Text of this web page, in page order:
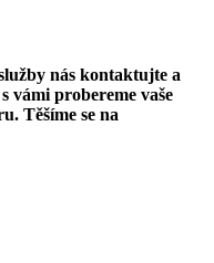
nás kontaktujte a
vámi probereme vaše
Těšíme se na